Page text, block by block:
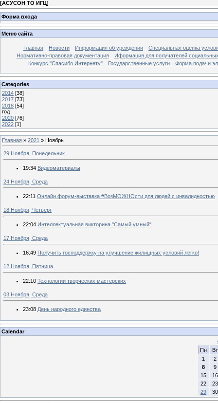
[АСУСОН ТО ИГЦ]
Форма входа
Меню сайта
Главная Новости Информация об уреждении
Специальная оценка
Нормативно-правовая документация
Иформация для получателей
Конкурс "Спасибо Интернету"
Государственные услуги Форма подачи
Categories
2014 [38]
2017 [73]
2018 [54]
год
2020 [76]
2022 [1]
Главная » 2021 » Ноябрь
29 Ноября, Понедельник
19:34 Видеоматериалы
24 Ноября, Среда
22:11 Онлайн форум-выставка #ВозМОЖНОсти для людей с инвалидностью
18 Ноября, Четверг
22:04 Интеллектуальная викторина "Самый умный"
17 Ноября, Среда
16:49 Получить господдержку на улучшение жилищных условий легко!
12 Ноября, Пятница
22:10 Технологии творческих мастерских
03 Ноября, Среда
23:08 День народного единства
Calendar
Пн
Вт
1
2
8
9
15
16
22
23
29
30